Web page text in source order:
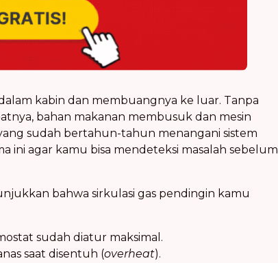
kabin dan membuangnya ke luar. Tanpa
bahan makanan membusuk dan mesin
sudah bertahun-tahun menangani sistem
agar kamu bisa mendeteksi masalah sebelum
bahwa sirkulasi gas pendingin kamu
sudah diatur maksimal.
saat disentuh (overheat).